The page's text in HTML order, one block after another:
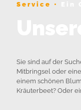
Service •
Sie sind auf der
Mitbringsel oder
einem schönen
Kräuterbeet? Oder